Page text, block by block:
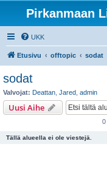
Pirkanmaan
UKK
Etusivu offtopic sodat
sodat
Valvojat: Deattan Jared admin
Uusi Aihe
0
Tällä alueella ei ole viestejä.